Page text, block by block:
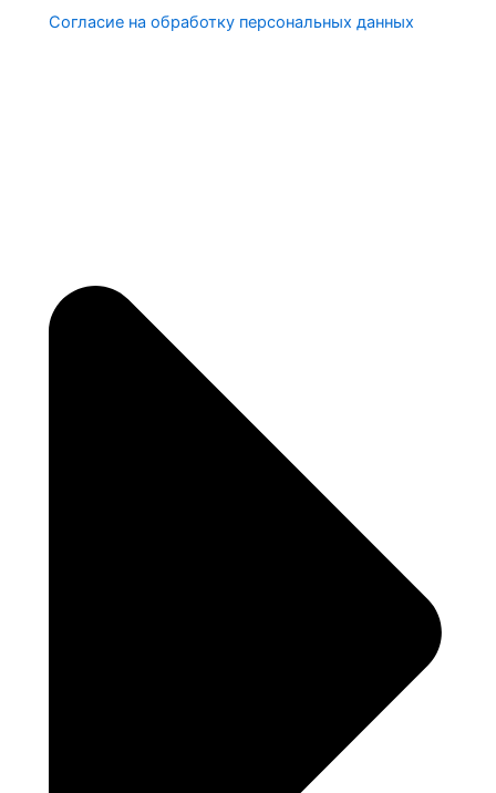
Согласие на обработку персональных данных